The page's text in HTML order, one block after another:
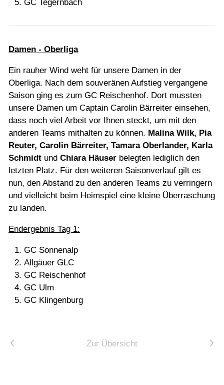
GC Tegernbach
Damen - Oberliga
Ein rauher Wind weht für unsere Damen in der
Oberliga. Nach dem souveränen Aufstieg vergangene
Saison ging es zum GC Reischenhof. Dort mussten
unsere Damen um Captain Carolin Bärreiter einsehen,
dass noch viel Arbeit vor Ihnen steckt, um mit den
anderen Teams mithalten zu können. Malina Wilk, Pia
Reuter, Carolin Bärreiter, Tamara Oberlander, Karla
Schmidt und Chiara Häuser belegten lediglich den
letzten Platz. Für den weiteren Saisonverlauf gilt es
nun, den Abstand zu den anderen Teams zu verringern
und vielleicht beim Heimspiel eine kleine Überraschung
zu landen.
Endergebnis Tag 1:
GC Sonnenalp
Allgäuer GLC
GC Reischenhof
GC Ulm
GC Klingenburg
Vorheriger Artikel Zur Übersicht Nächster Artikel